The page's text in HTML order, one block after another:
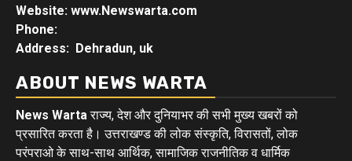
Website: www.Newswarta.com
Phone:
Address: Dehradun, uk
ABOUT NEWS WARTA
News Warta राज्य, देश और दुनियाभर की सभी मुख्य खबरों को
प्रसारित करता है। उत्तराखण्ड की लोक संस्कृति, विरासतों, लोक
परंपराओ के साथ-साथ आर्थिक, सामाजिक राजनीतिक व धार्मिक